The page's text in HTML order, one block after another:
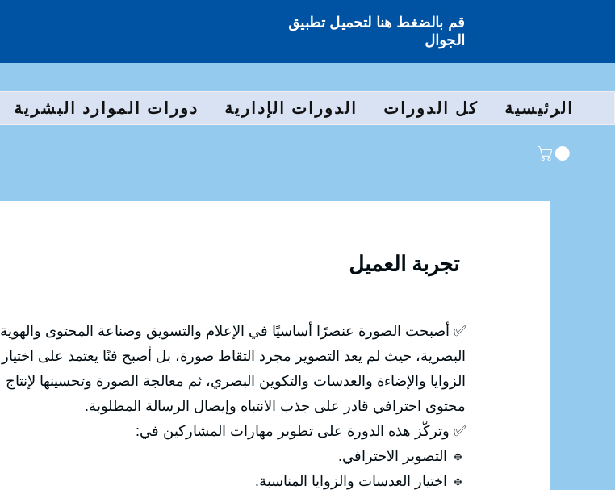
قم بالضغط هنا لتحميل تطبيق
الجوال
الرئيسية كل الدورات الدورات الإدارية دورات الموارد البشرية
تجربة العميل
✅ أصبحت الصورة عنصرًا أساسيًا في الإعلام والتسويق وصناعة المحتوى والهوية
البصرية، حيث لم يعد التصوير مجرد التقاط صورة، بل أصبح فنًا يعتمد على اختيار
الزوايا والإضاءة والعدسات والتكوين البصري، ثم معالجة الصورة وتحسينها لإنتاج
محتوى احترافي قادر على جذب الانتباه وإيصال الرسالة المطلوبة.
✅ وتركّز هذه الدورة على تطوير مهارات المشاركين في:
🔹 التصوير الاحترافي.
🔹 اختيار العدسات والزوايا المناسبة.